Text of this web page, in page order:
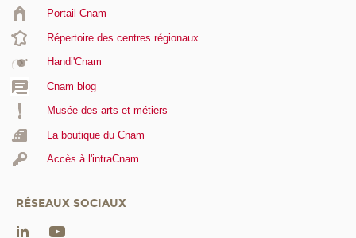
Portail Cnam
Répertoire des centres régionaux
Handi'Cnam
Cnam blog
Musée des arts et métiers
La boutique du Cnam
Accès à l'intraCnam
RÉSEAUX SOCIAUX